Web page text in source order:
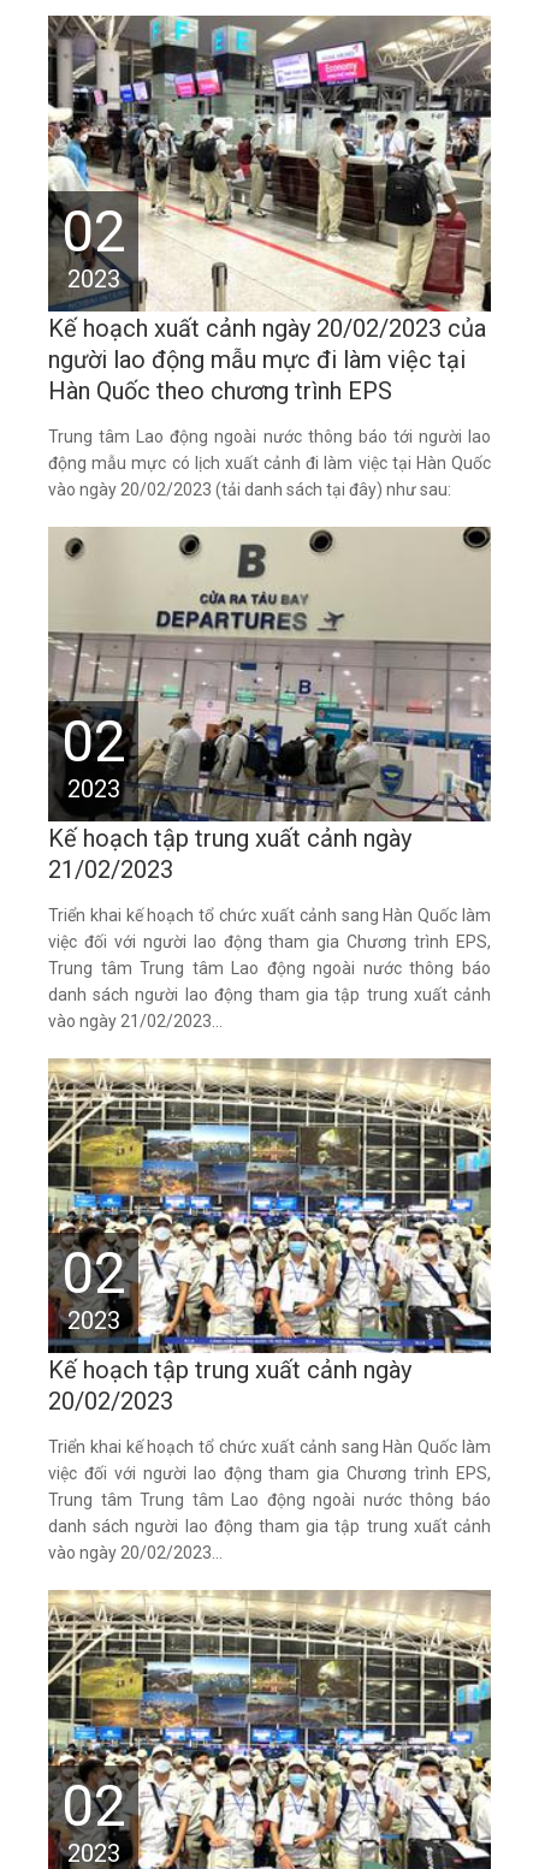
02
2023
Kế hoạch xuất cảnh ngày 20/02/2023 của
người lao động mẫu mực đi làm việc tại
Hàn Quốc theo chương trình EPS
Trung tâm Lao động ngoài nước thông báo tới người lao
động mẫu mực có lịch xuất cảnh đi làm việc tại Hàn Quốc
vào ngày 20/02/2023 (tải danh sách tại đây) như sau:
02
2023
Kế hoạch tập trung xuất cảnh ngày
21/02/2023
Triển khai kế hoạch tổ chức xuất cảnh sang Hàn Quốc làm
việc đối với người lao động tham gia Chương trình EPS,
Trung tâm Trung tâm Lao động ngoài nước thông báo
danh sách người lao động tham gia tập trung xuất cảnh
vào ngày 21/02/2023...
02
2023
Kế hoạch tập trung xuất cảnh ngày
20/02/2023
Triển khai kế hoạch tổ chức xuất cảnh sang Hàn Quốc làm
việc đối với người lao động tham gia Chương trình EPS,
Trung tâm Trung tâm Lao động ngoài nước thông báo
danh sách người lao động tham gia tập trung xuất cảnh
vào ngày 20/02/2023...
02
2023